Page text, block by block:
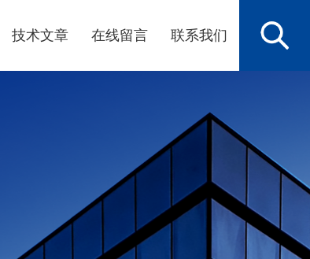
技术文章 在线留言 联系我们